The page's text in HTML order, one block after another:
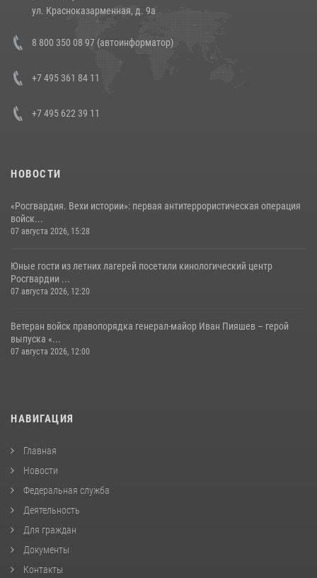
14 июля 2026, 12:20
В Росгвардии прошла военно-научная конференция по обобщению
боевого опыта
ул. Красноказарменная, д. 9а
8 800 350 08 97 (автоинформатор)
+7 495 361 84 11
+7 495 622 39 11
НОВОСТИ
«Росгвардия. Вехи истории»: первая антитеррористическая операция
войск...
07 августа 2026, 15:28
Юные гости из летних лагерей посетили кинологический центр
Росгвардии ...
07 августа 2026, 12:20
Ветеран войск правопорядка генерал-майор Иван Пияшев – герой
выпуска «...
07 августа 2026, 12:00
НАВИГАЦИЯ
Главная
Новости
Федеральная служба
Деятельность
Для граждан
Документы
Контакты